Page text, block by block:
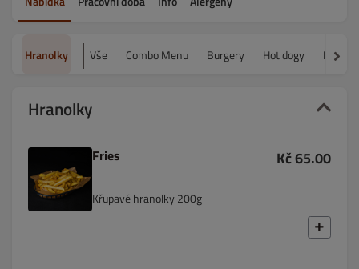
Hranolky Vše Combo Menu Burgery Hot dogy
Hranolky
Fries Kč 65.00
Křupavé hranolky 200g